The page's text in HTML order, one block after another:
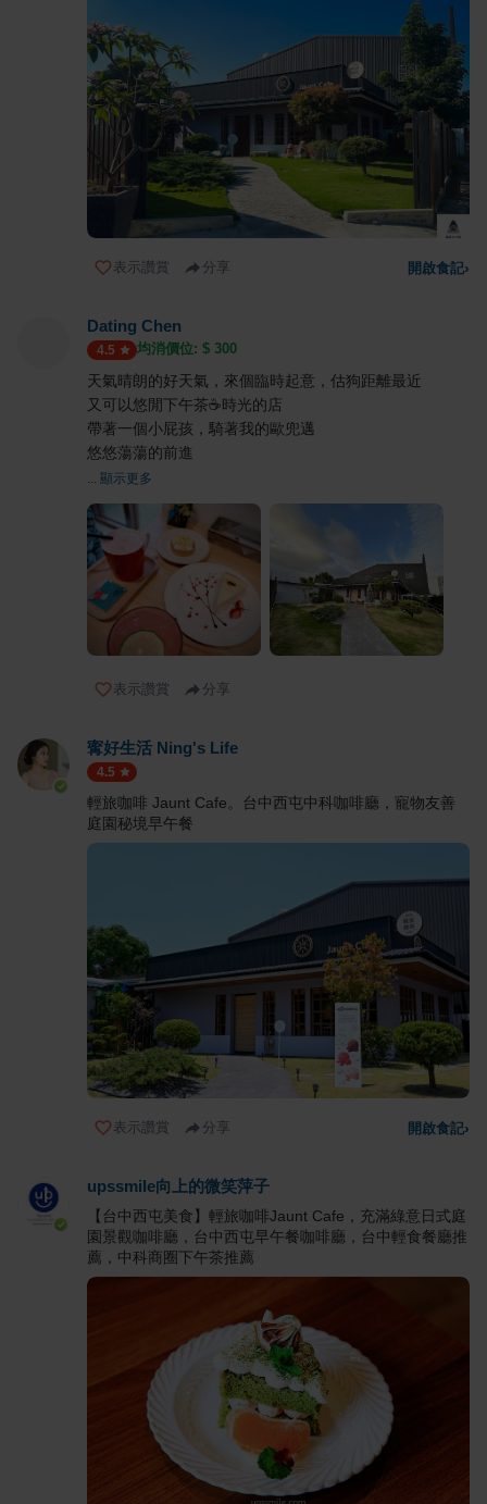
表示讚賞 分享 開啟食記›
Dating Chen
4.5 均消價位: $ 300
天氣晴朗的好天氣，來個臨時起意，估狗距離最近
又可以悠閒下午茶☕️時光的店
帶著一個小屁孩，騎著我的歐兜邁
悠悠蕩蕩的前進
... 顯示更多
表示讚賞 分享
寗好生活 Ning's Life
4.5
輕旅咖啡 Jaunt Cafe。台中西屯中科咖啡廳，寵物友善
庭園秘境早午餐
表示讚賞 分享 開啟食記›
upssmile向上的微笑萍子
【台中西屯美食】輕旅咖啡Jaunt Cafe，充滿綠意日式庭
園景觀咖啡廳，台中西屯早午餐咖啡廳，台中輕食餐廳推
薦，中科商圈下午茶推薦